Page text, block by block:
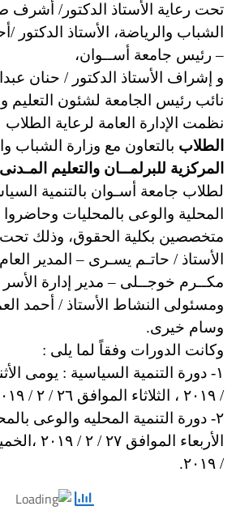
تحت رعاية الأستاذ الدكتور/ أشرف
الشباب والرياضة، الأستاذ الدكتور
– رئيس جامعة أســوان،
و إشراف الأستاذ الدكتور / حنان
نائب رئيس الجامعة لشئون التعليم
نظمت الإدارة العامة لرعاية الطلاب
الطلاب بالتعاون مع وزارة الشباب
المركزية للبرلمــان والتعليم المـدنى
لطلاب جامعة أسـوان بالتنمية
المحلية والوعى بالمحليات
متخصصين بكلية الحقوق، وذلك
الأستاذ / حاتـم يسـرى – المدير
مكــرم خوجــلى – مدير إدارة الأسر
ومسئولى النشاط الأستاذ / أحمد
وسام خيرى.
وكانت الدورات وفقاً لما يلى :
/ ٢٠١٩ ، الثلاثاء الموافق ٢٦ / ٢ / ٢٠١٩.
٢- دورة التنمية المحليه والوعى
/ ٢٠١٩.